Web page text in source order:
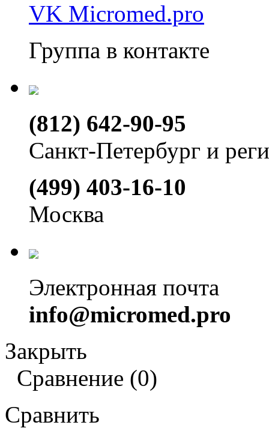
VK Micromed.pro
Группа в контакте
(812) 642-90-95
Санкт-Петербург и
(499) 403-16-10
Москва
Электронная почта
info@micromed.pro
Закрыть
Сравнение (0)
Сравнить